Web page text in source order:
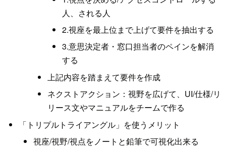
人、される人
2.視座を最上位まで上げて要件を抽出する
3.意思決定者・窓口担当者のペインを解消
する
上記内容を踏まえて要件を作成
ネクストアクション：視野を広げて、UI/仕様/リ
リース文やマニュアルをチームで作る
「トリプルトライアングル」を使うメリット
視座/視野/視点をノートと鉛筆で可視化出来る